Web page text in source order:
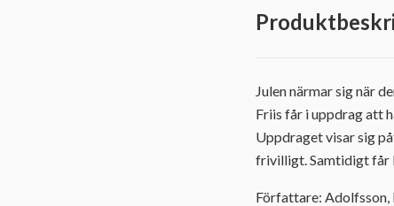
Julen närmar sig när
Friis får i uppdrag att
Uppdraget visar sig
frivilligt. Samtidigt får
Författare: Adolfsson,